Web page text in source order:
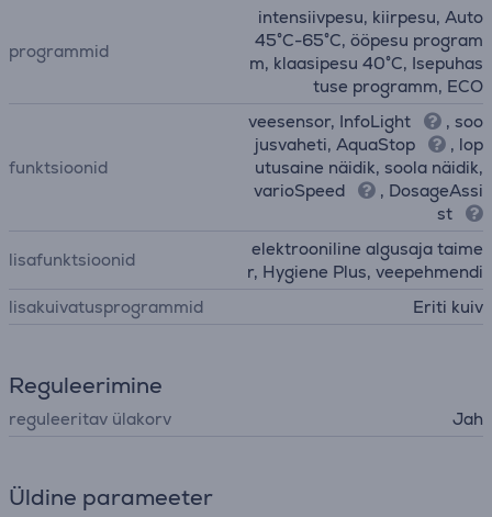
programmid
intensiivpesu, kiirpesu, Auto
45°C-65°C, ööpesu program
m, klaasipesu 40°C, Isepuhas
tuse programm, ECO
funktsioonid
veesensor, InfoLight
, soo
jusvaheti, AquaStop
, lop
utusaine näidik, soola näidik,
varioSpeed
, DosageAssi
st
lisafunktsioonid
elektrooniline algusaja taime
r, Hygiene Plus, veepehmendi
lisakuivatusprogrammid
Eriti kuiv
Reguleerimine
reguleeritav ülakorv Jah
Üldine parameeter